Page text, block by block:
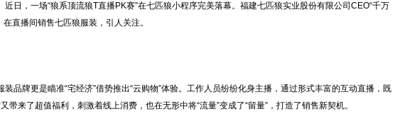
日，一场“狼系顶流狼T直播PK赛”在七匹狼小程序完美落幕。福建七匹狼实业股份有限公司CEO“千万
直播间销售七匹狼服装，引人关注。
牌更是瞄准“宅经济”借势推出“云购物”体验。工作人员纷纷化身主播，通过形式丰富的互动直播，既
来了超值福利，刺激着线上消费，也在无形中将“流量”变成了“留量”，打造了销售新契机。